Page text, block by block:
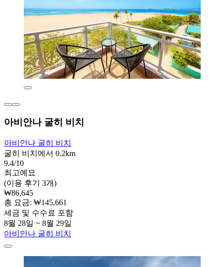
아비안나 굴히 비치
아비안나 굴히 비치
굴히 비치에서 0.2km
9.4/10
최고예요
(이용 후기 3개)
₩86,645
총 요금: ₩145,661
세금 및 수수료 포함
8월 28일 ~ 8월 29일
아비안나 굴히 비치